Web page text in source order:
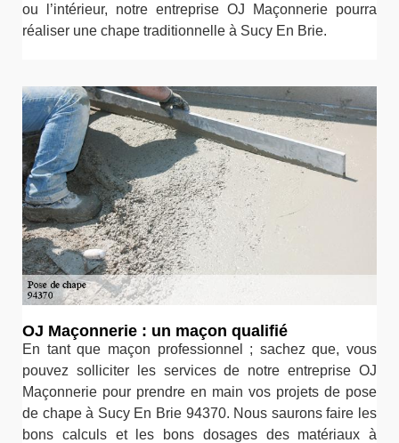
ou l’intérieur, notre entreprise OJ Maçonnerie pourra
réaliser une chape traditionnelle à Sucy En Brie.
OJ Maçonnerie : un maçon qualifié
En tant que maçon professionnel ; sachez que, vous
pouvez solliciter les services de notre entreprise OJ
Maçonnerie pour prendre en main vos projets de pose
de chape à Sucy En Brie 94370. Nous saurons faire les
bons calculs et les bons dosages des matériaux à